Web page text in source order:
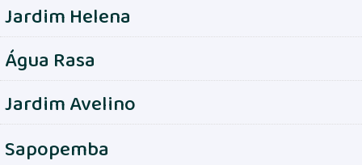
Jardim Helena
Água Rasa
Jardim Avelino
Sapopemba